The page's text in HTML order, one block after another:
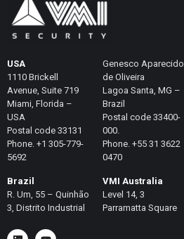
USA
1110 Brickell
Avenue, Suite 719
Miami, Florida –
USA
Postal code 33131
Phone. +1 305-779-
5692
Brazil
R. Um, 55 – Quinhão
3, Distrito Industrial
Genesco Aparecido
de Oliveira
Lagoa Santa, MG –
Brazil
Postal code 33400-
000.
Phone. +55 31 3622
0470
VMI Australia
Level 14, 3
Parramatta Square